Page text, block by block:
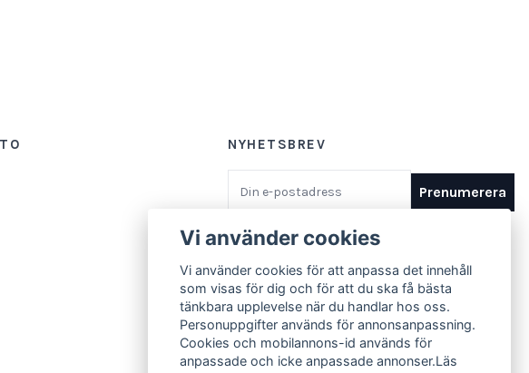
NYHETSBREV
Prenumerera
Vi använder cookies
Vi använder cookies för att anpassa det innehåll
som visas för dig och för att du ska få bästa
tänkbara upplevelse när du handlar hos oss.
Personuppgifter används för annonsanpassning.
Cookies och mobilannons-id används för
anpassade och icke anpassade annonser.Läs